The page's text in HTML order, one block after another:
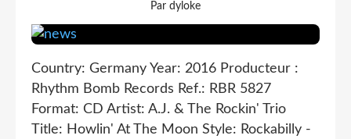
Par dyloke
Country: Germany Year: 2016 Producteur :
Rhythm Bomb Records Ref.: RBR 5827
Format: CD Artist: A.J. & The Rockin' Trio
Title: Howlin' At The Moon Style: Rockabilly -